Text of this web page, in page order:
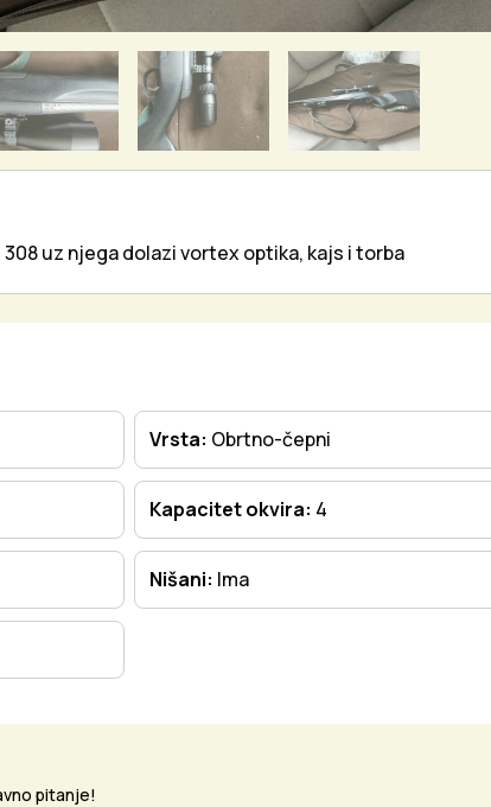
uz njega dolazi vortex optika, kajs i torba
Vrsta: Obrtno-čepni
Kapacitet okvira: 4
Nišani: Ima
pitanje!